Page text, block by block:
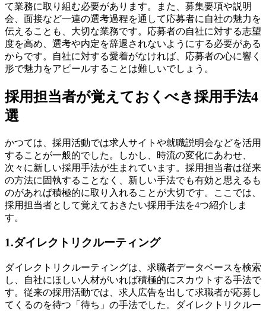
て業務に取り組む必要があります。また、募集要項や説明
会、面接など一連の選考過程を通して応募者に自社の魅力を
伝えることも、大切な業務です。応募者の自社に対する志望
度を高め、選考や内定を辞退されないようにする必要がある
からです。自社に対する愛着がなければ、応募者の心に響く
形で魅力をアピールすることは難しいでしょう。
採用担当者が覚えておくべき採用手法4
選
かつては、採用活動では求人サイトや就職説明会などを活用
することが一般的でした。しかし、時流の変化にあわせ、
次々に新しい採用手法が生まれています。採用担当者は従来
の方法に固執することなく、新しい手法でも有効と思えるも
のがあれば積極的に取り入れることが大切です。ここでは、
採用担当者として覚えておきたい採用手法を4つ紹介しま
す。
1.ダイレクトリクルーティング
ダイレクトリクルーティングは、求職者データベースを検索
し、自社にほしい人材がいれば積極的にスカウトする手法で
す。従来の採用活動では、求人広告を出して求職者が応募し
てくるのを待つ「待ち」の手法でした。ダイレクトリクルー